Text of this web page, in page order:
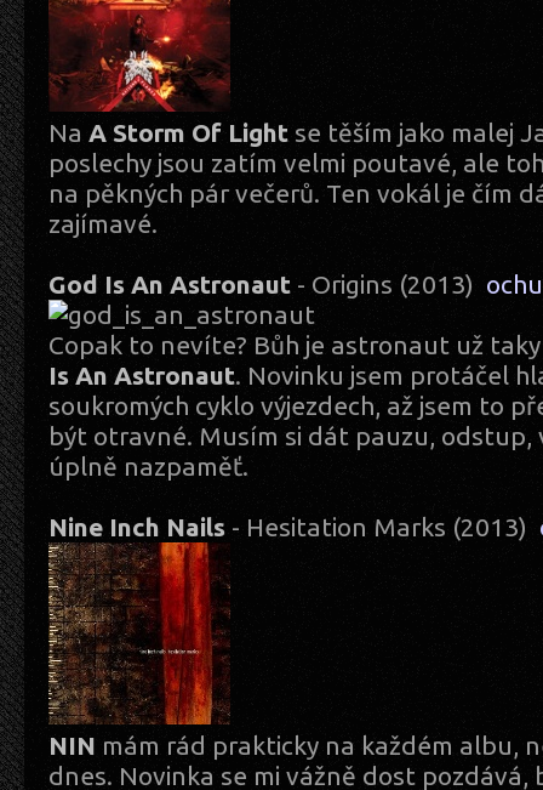
Na A Storm Of Light se těším jako malej
poslechy jsou zatím velmi poutavé, ale
na pěkných pár večerů. Ten vokál je čím
zajímavé.
God Is An Astronaut - Origins (2013)
Copak to nevíte? Bůh je astronaut už
Is An Astronaut. Novinku jsem protáčel
soukromých cyklo výjezdech, až jsem to
být otravné. Musím si dát pauzu, odstup,
úplně nazpaměť.
Nine Inch Nails - Hesitation Marks (2013)
NIN mám rád prakticky na každém albu,
dnes. Novinka se mi vážně dost pozdává,